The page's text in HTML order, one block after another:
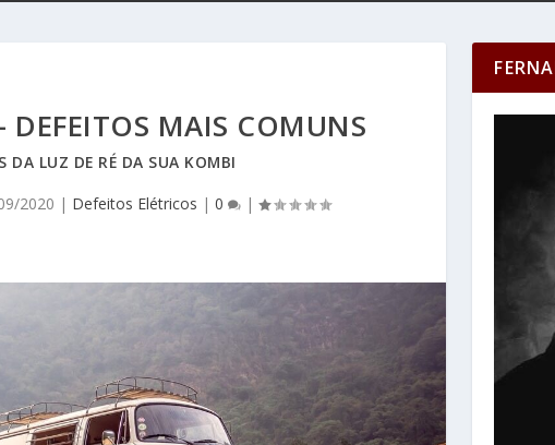
DEFEITOS MAIS COMUNS
DA LUZ DE RÉ DA SUA KOMBI
2020 | Defeitos Elétricos | 0 |